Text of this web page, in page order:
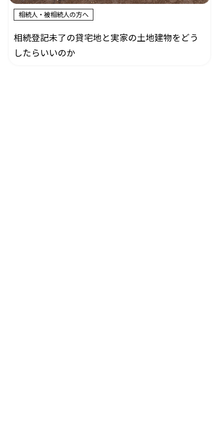
相続人・被相続人の方へ
相続登記未了の貸宅地と実家の土地建物をどう
したらいいのか